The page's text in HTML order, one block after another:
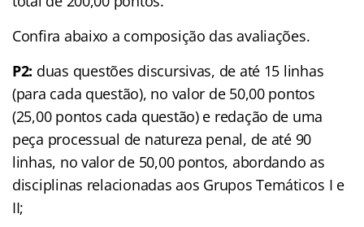
Confira abaixo a composição das avaliações.
P2: duas questões discursivas, de até 15 linhas
(para cada questão), no valor de 50,00 pontos
(25,00 pontos cada questão) e redação de uma
peça processual de natureza penal, de até 90
linhas, no valor de 50,00 pontos, abordando as
disciplinas relacionadas aos Grupos Temáticos I e
II;